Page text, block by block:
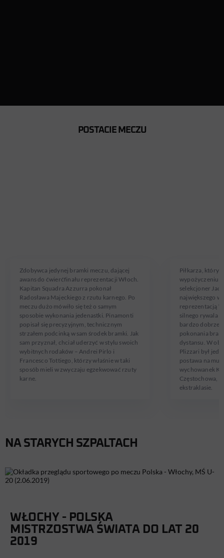
POSTACIE MECZU
Zdobywca jedynej bramki meczu, dającej
awans do ćwierćfinału reprezentacji Włoch.
Kapitan Squadra Azzurra pokonał
Radosława Majeckiego z rzutu karnego. Po
meczu dużo mówiło się też o samym
sposobie wykonania jedenastki. Pinamonti
popisał się precyzyjnym, technicznym
strzałem podcinką w sam środek bramki. Jak
sam przyznał, chciał uderzyć w stylu swoich
wybitnych rodaków – Andrei Pirlo i
Francesco Tottiego, którzy właśnie w taki
sposób mieli w zwyczaju egzekwować rzuty
karne.
Piłkarza, który
wypożyczeniu z
selekcjoner
największego
reprezentacją
silnego rywala
bardzo dobrze.
pokonania
dystansu. W
Plizzari był
postawa na
wychowanek
Częstochowa,
ekstraklasie.
NA STARYCH SZPALTACH
WŁOCHY - POLSKA
MISTRZOSTWA ŚWIATA DO LAT 20
2019